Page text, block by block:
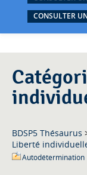
CONSULTER
BDSP5 Thésaurus
Liberté
Autodétermination